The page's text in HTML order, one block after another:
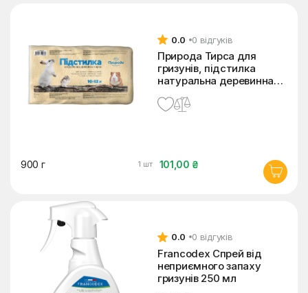
0.0 0 відгуків
Природа Тирса для
гризунів, підстилка
натуральна деревинна
101,00 ₴
900 г 1 шт
0.0 0 відгуків
Francodex Спрей від
неприємного запаху
гризунів 250 мл